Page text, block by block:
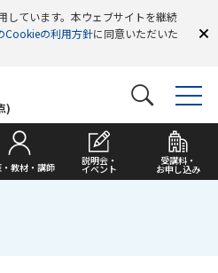
しています。本ウェブサイトを継続
Cookieの利用方針に同意いただいた
)
教材・講師
説明会・
イベント
受講料・
お申し込み